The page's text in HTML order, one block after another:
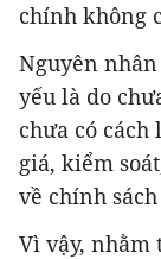
chính không
Nguyên
yếu là do
chưa có cách
giá, kiểm
về chính
Vì vậy, nhằm